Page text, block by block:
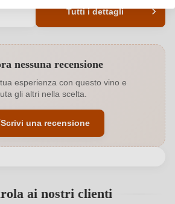
Tutti i dettagli
Pesce
Rosso
12,5 %
Agricola S.S., Località Bosco 1, 25010
nessuna recensione
esperienza con questo vino e
gli altri nella scelta.
Scrivi una recensione
ai nostri clienti